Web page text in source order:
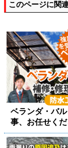
このページに関
ベランダ・バ
事、お任せく